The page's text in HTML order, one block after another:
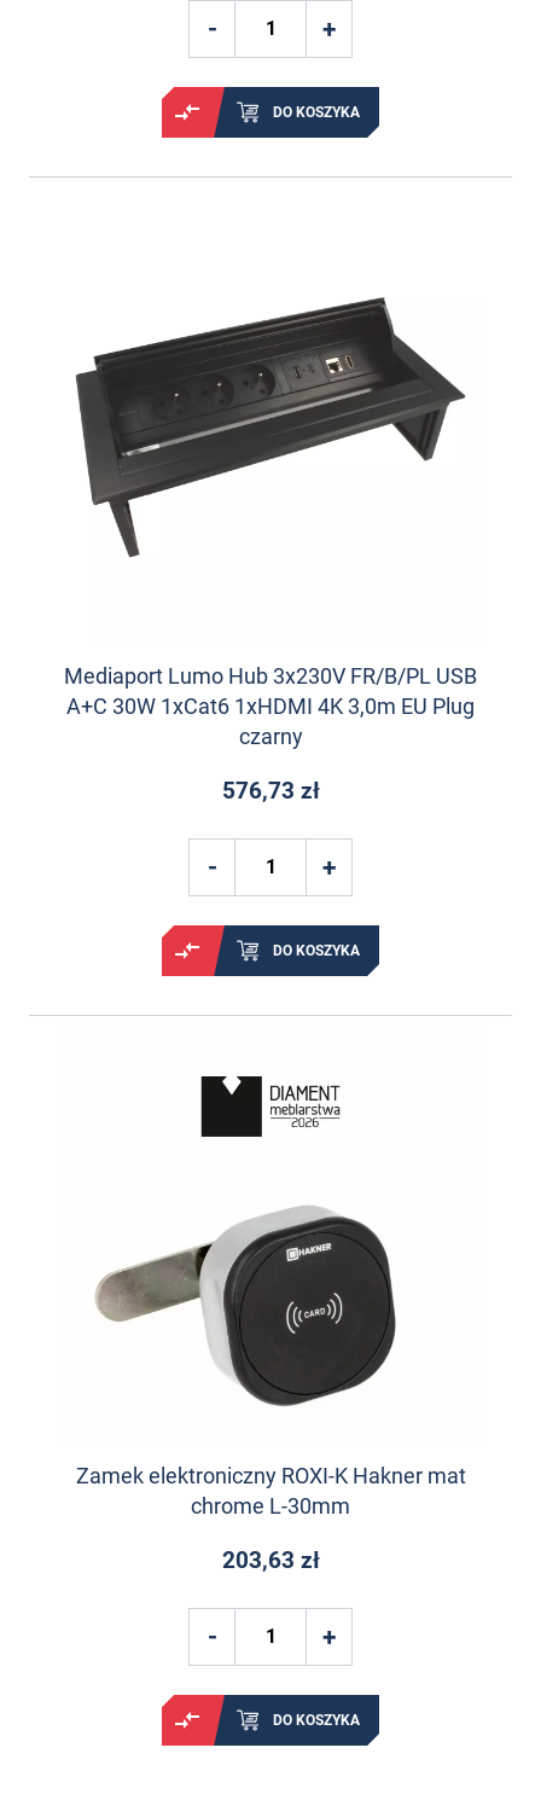
DO KOSZYKA
Mediaport Lumo Hub 3x230V FR/B/PL USB
A+C 30W 1xCat6 1xHDMI 4K 3,0m EU Plug
czarny
576,73 zł
DO KOSZYKA
Zamek elektroniczny ROXI-K Hakner mat
chrome L-30mm
203,63 zł
DO KOSZYKA